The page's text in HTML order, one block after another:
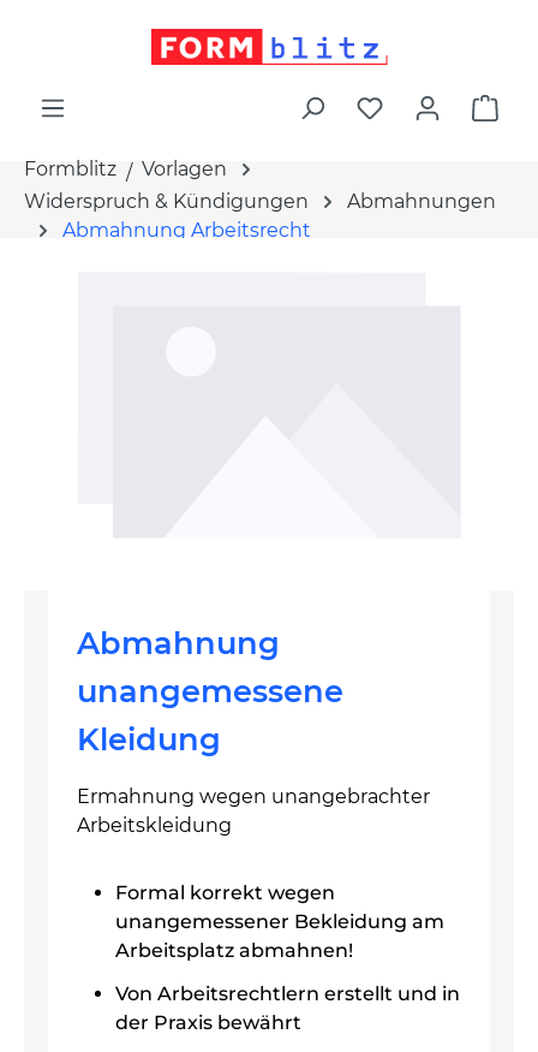
Formblitz
Vorlagen
Widerspruch & Kündigungen
Abmahnungen
Abmahnung Arbeitsrecht
Abmahnung
unangemessene
Kleidung
Ermahnung wegen unangebrachter
Arbeitskleidung
Formal korrekt wegen
unangemessener Bekleidung am
Arbeitsplatz abmahnen!
Von Arbeitsrechtlern erstellt und in
der Praxis bewährt